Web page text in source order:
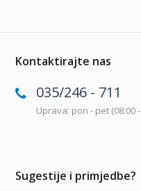
Kontaktirajte nas
035/246 - 711
Uprava: pon - pet (08:00
Sugestije i primjedbe?